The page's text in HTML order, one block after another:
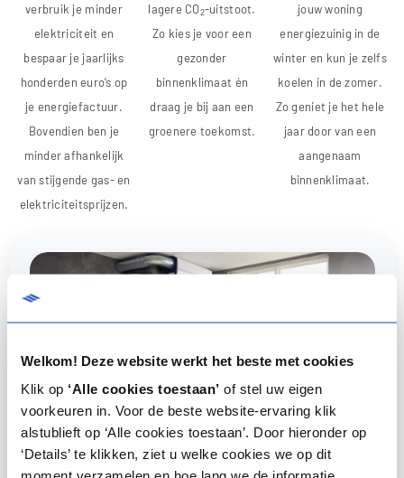
Welkom! Deze website werkt het beste met cookies
Klik op ‘Alle cookies toestaan’ of stel uw eigen
voorkeuren in. Voor de beste website-ervaring klik
alstublieft op ‘Alle cookies toestaan’. Door hieronder op
‘Details’ te klikken, ziet u welke cookies we op dit
verbruik je minder
elektriciteit en
bespaar je jaarlijks
honderden euro’s op
je energiefactuur.
Bovendien ben je
minder afhankelijk
van stijgende gas- en
elektriciteitsprijzen.
lagere CO2-uitstoot.
Zo kies je voor een
gezonder
binnenklimaat én
draag je bij aan een
groenere toekomst.
jouw woning
energiezuinig in de
winter en kun je zelfs
koelen in de zomer.
Zo geniet je het hele
jaar door van een
aangenaam
binnenklimaat.